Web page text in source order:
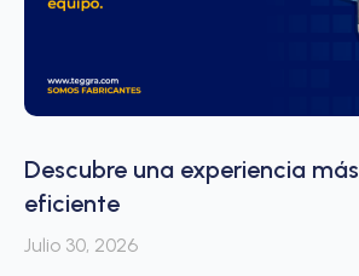
Descubre una experiencia más
eficiente
Julio 30, 2026